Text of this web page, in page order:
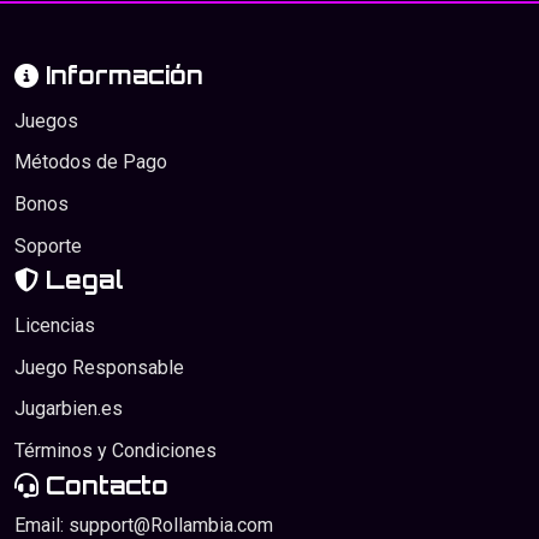
Información
Juegos
Métodos de Pago
Bonos
Soporte
Legal
Licencias
Juego Responsable
Jugarbien.es
Términos y Condiciones
Contacto
Email: support@Rollambia.com